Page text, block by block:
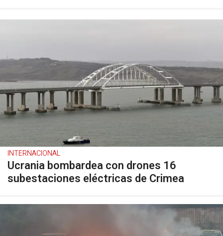
INTERNACIONAL
Ucrania bombardea con drones 16
subestaciones eléctricas de Crimea